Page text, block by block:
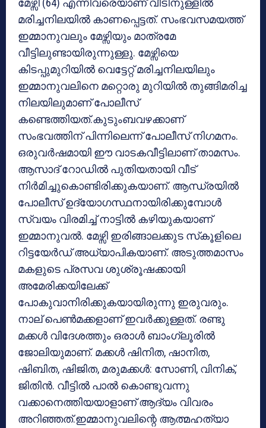
മേഴ്സി (64) എന്നിവരെയാണ് വീടിനുള്ളില്‍
മരിച്ചനിലയില്‍ കാണപ്പെട്ടത്. സംഭവസമയത്ത്
ഇമ്മാനുവലും മേഴ്സിയും മാത്രമേ
വീട്ടിലുണ്ടായിരുന്നുള്ളു. മേഴ്സിയെ
കിടപ്പുമുറിയില്‍ വെട്ടേറ്റ് മരിച്ചനിലയിലും
ഇമ്മാനുവലിനെ മറ്റൊരു മുറിയില്‍ തുങ്ങിമരിച്ച
നിലയിലുമാണ് പോലീസ്
കണ്ടെത്തിയത്.കുടുംബവഴക്കാണ്
സംഭവത്തിന് പിന്നിലെന്ന് പോലീസ് നിഗമനം.
ഒരുവര്‍ഷമായി ഈ വാടകവീട്ടിലാണ് താമസം.
ആസാദ് റോഡില്‍ പുതിയതായി വീട്
നിര്‍മിച്ചുകൊണ്ടിരിക്കുകയാണ്. ആന്ധ്രയില്‍
പോലീസ് ഉദ്യോഗസ്ഥനായിരിക്കുമ്പോള്‍
സ്വയം വിരമിച്ച് നാട്ടില്‍ കഴിയുകയാണ്
ഇമ്മാനുവല്‍. മേഴ്സി ഇരിങ്ങാലക്കുട സ്‌കൂളിലെ
റിട്ടയേര്‍ഡ് അധ്യാപികയാണ്. അടുത്തമാസം
മകളുടെ പ്രസവ ശുശ്രൂഷക്കായി
അമേരിക്കയിലേക്ക്
പോകുവാനിരിക്കുകയായിരുന്നു ഇരുവരും.
നാല് പെണ്‍മക്കളാണ് ഇവര്‍ക്കുള്ളത്. രണ്ടു
മക്കള്‍ വിദേശത്തും ഒരാള്‍ ബാംഗ്ലൂരില്‍
ജോലിയുമാണ്. മക്കള്‍ ഷിനിത, ഷാനിത,
ഷിബിത, ഷിജിത, മരുമക്കള്‍: സോണി, വിനിക്,
ജിതിന്‍. വീട്ടില്‍ പാല്‍ കൊണ്ടുവന്നു
വക്കാനെത്തിയയാളാണ് ആദ്യം വിവരം
അറിഞ്ഞത്.ഇമ്മാനുവലിന്റെ ആത്മഹത്യാ